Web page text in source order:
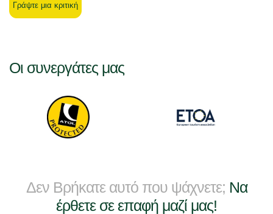
Γράψτε μια κριτική
Οι συνεργάτες μας
Δεν Βρήκατε αυτό που ψάχνετε; Να
έρθετε σε επαφή μαζί μας!